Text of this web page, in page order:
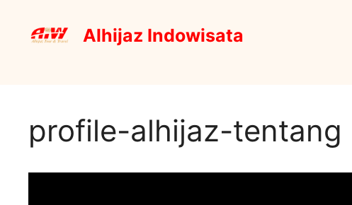
Alhijaz Indowisata
profile-alhijaz-tentang